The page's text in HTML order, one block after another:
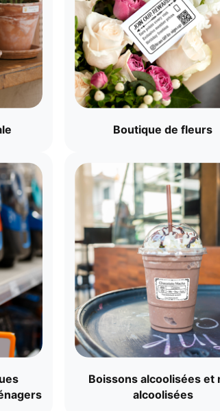
Boutique de fleurs
Boissons alcoolisées et
alcoolisées